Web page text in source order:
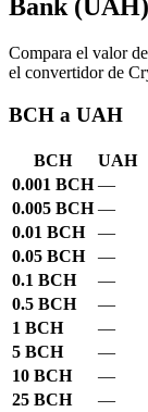
Bank
Compara el valor
el convertidor de
BCH a UAH
BCH
UAH
0.001 BCH —
0.005 BCH —
0.01 BCH
—
0.05 BCH
—
0.1 BCH
—
0.5 BCH
—
1 BCH
—
5 BCH
—
10 BCH
—
25 BCH
—